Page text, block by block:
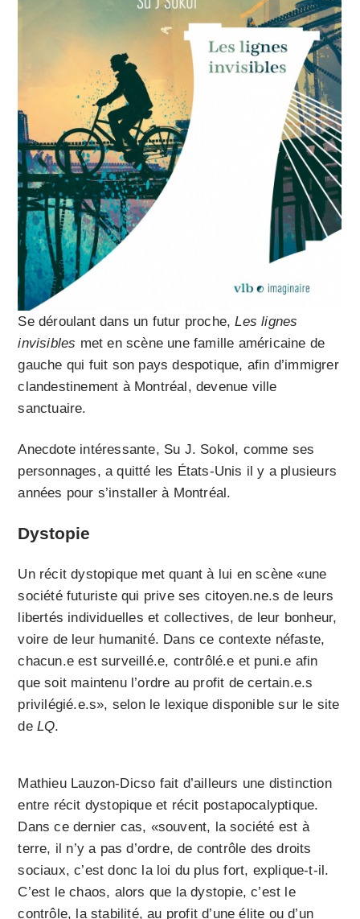
Se déroulant dans un futur proche,Les lignes
invisibles met en scène une famille américaine de
gauche qui fuit son pays despotique, afin d’immigrer
clandestinement à Montréal, devenue ville
sanctuaire.
Anecdote intéressante, Su J. Sokol, comme ses
personnages, a quitté les États-Unis il y a plusieurs
années pour s’installer à Montréal.
Dystopie
Un récit dystopique met quant à lui en scène «une
société futuriste qui prive ses citoyen.ne.s de leurs
libertés individuelles et collectives, de leur bonheur,
voire de leur humanité. Dans ce contexte néfaste,
chacun.e est surveillé.e, contrôlé.e et puni.e afin
que soit maintenu l’ordre au profit de certain.e.s
privilégié.e.s», selon le lexique disponible sur le site
deLQ.
Mathieu Lauzon-Dicso fait d’ailleurs une distinction
entre récit dystopique et récit postapocalyptique.
Dans ce dernier cas, «souvent, la société est à
terre, il n’y a pas d’ordre, de contrôle des droits
sociaux, c’est donc la loi du plus fort, explique-t-il.
C’est le chaos, alors que la dystopie, c’est le
contrôle, la stabilité, au profit d’une élite ou d’un